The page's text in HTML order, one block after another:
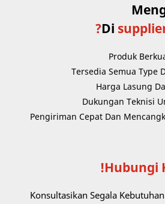
Di
Produk
Tersedia Semua Type
Harga Lasung
Dukungan Teknisi
Pengiriman Cepat Dan
Hubungi
Konsultasikan Segala